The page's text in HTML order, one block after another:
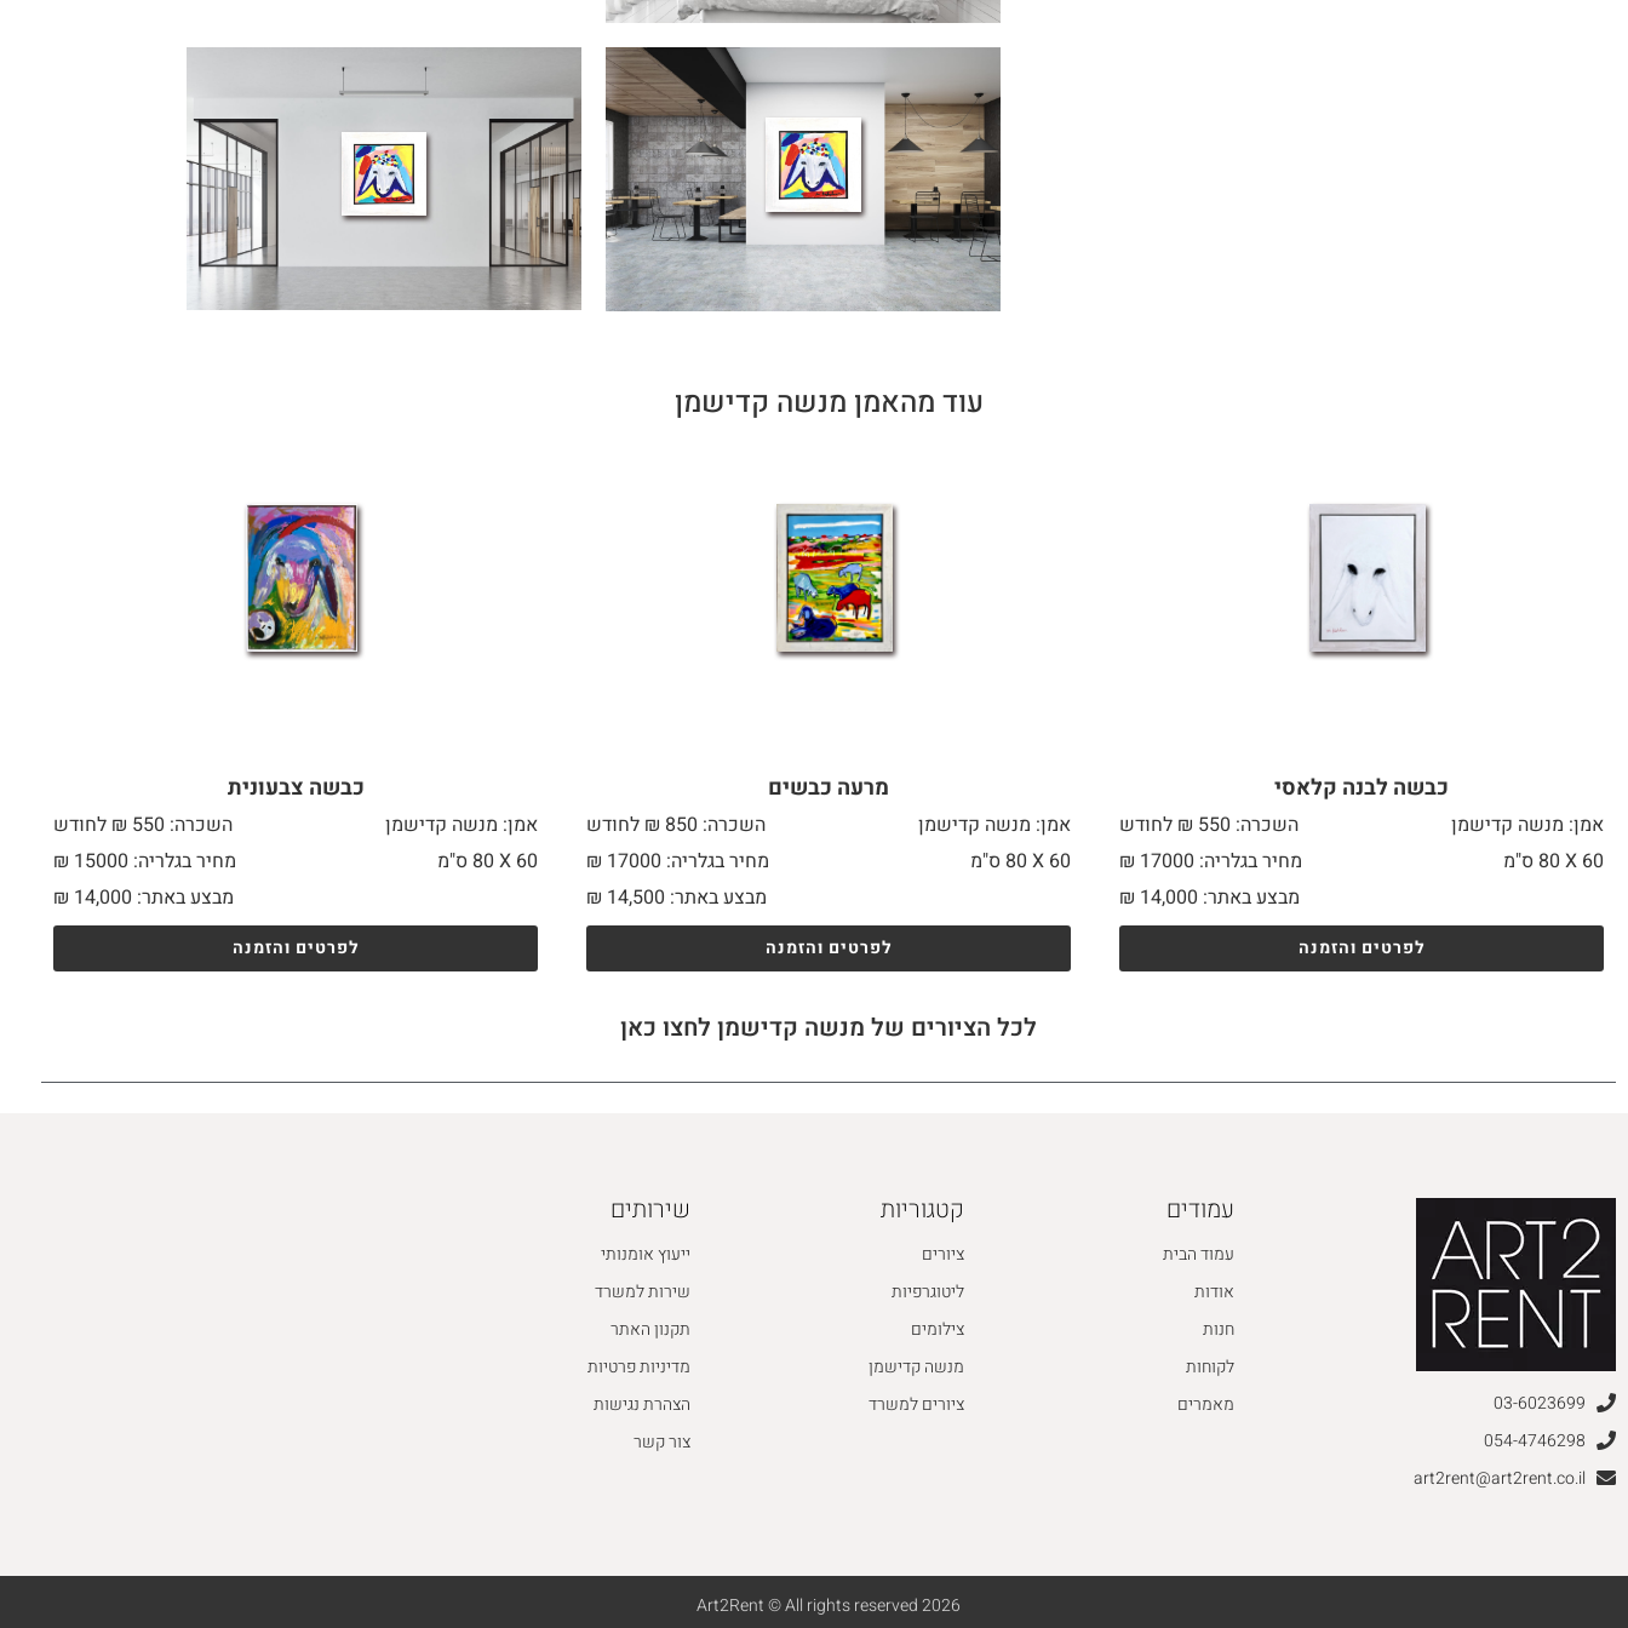
עוד מהאמן מנשה קדישמן
כבשה לבנה קלאסי
אמן: מנשה קדישמן
השכרה: 550 ₪ לחודש
60 X
מחיר בגלריה: 17000 ₪
מבצע באתר:
₪ 14,000
לפרטים והזמנה
מרעה כבשים
אמן: מנשה קדישמן
השכרה: 850 ₪ לחודש
60 X
מחיר בגלריה: 17000 ₪
מבצע באתר:
₪ 14,500
לפרטים והזמנה
כבשה צבעונית
אמן: מנשה קדישמן
השכרה: 550 ₪ לחודש
60 X
מחיר בגלריה: 15000 ₪
מבצע באתר:
₪ 14,000
לפרטים והזמנה
לכל הציורים של מנשה קדישמן לחצו כאן
03-6023699
054-4746298
art2rent@art2rent.co.il
עמודים
עמוד הבית
אודות
חנות
לקוחות
מאמרים
קטגוריות
ציורים
ליטוגרפיות
צילומים
מנשה קדישמן
ציורים למשרד
שירותים
ייעוץ אומנותי
שירות למשרד
תקנון האתר
מדיניות פרטיות
הצהרת נגישות
צור קשר
2026 Art2Rent © All rights reserved